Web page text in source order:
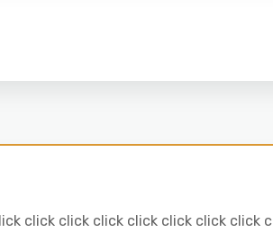
click click click click click click click